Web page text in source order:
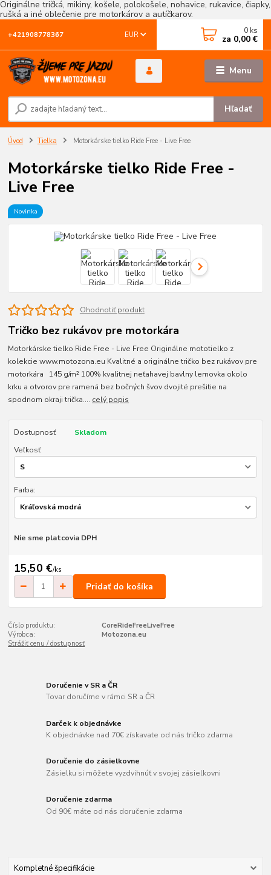
Originálne tričká, mikiny, košele, polokošele, nohavice, rukavice, čiapky,
rušká a iné oblečenie pre motorkárov a autíčkarov.
Menu
EUR
Hľadať
+421908778367 0 ks
za 0,00 €
Úvod Tielka Motorkárske tielko Ride Free - Live Free
Motorkárske tielko Ride Free -
Live Free
Novinka
Ohodnotiť produkt
Tričko bez rukávov pre motorkára
Motorkárske tielko Ride Free - Live Free Originálne mototielko z
kolekcie www.motozona.eu Kvalitné a originálne tričko bez rukávov pre
motorkára 145 g/m² 100% kvalitnej neťahavej bavlny lemovka okolo
krku a otvorov pre ramená bez bočných švov dvojité prešitie na
spodnom okraji trička.... celý popis
Dostupnosť
Skladom
Veľkosť
Farba:
Nie sme platcovia DPH
15,50 €/ks
Pridať do košíka
Číslo produktu:
CoreRideFreeLiveFree
Výrobca:
Motozona.eu
Strážiť cenu / dostupnosť
Doručenie v SR a ČR
Tovar doručíme v rámci SR a ČR
Darček k objednávke
K objednávke nad 70€ získavate od nás tričko zdarma
Doručenie do zásielkovne
Zásielku si môžete vyzdvihnúť v svojej zásielkovni
Doručenie zdarma
Od 90€ máte od nás doručenie zdarma
Kompletné špecifikácie